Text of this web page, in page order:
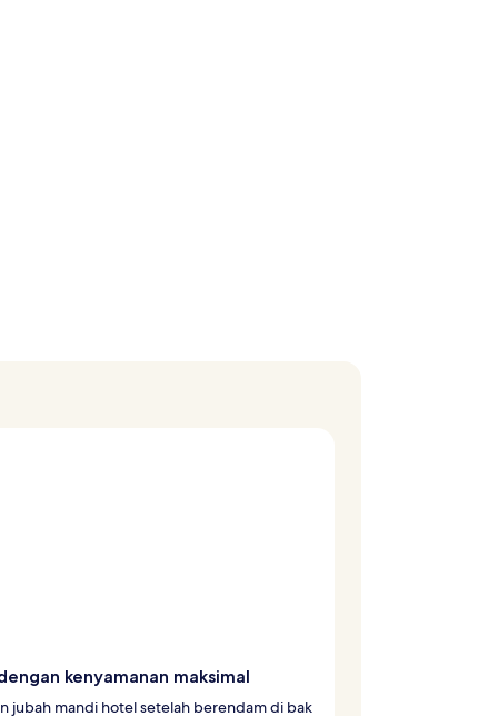
kenyamanan maksimal
jubah mandi hotel setelah berendam di bak